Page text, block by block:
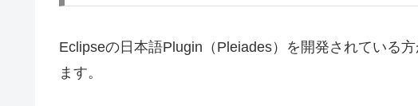
Eclipseの日本語Plugin（Pleiades）を開発されている
ます。